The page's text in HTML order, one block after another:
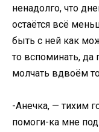
ненадолго, что
остаётся всё
быть с ней как
то вспоминать,
молчать вдвоём
-Анечка, — тихим
помоги-ка мне